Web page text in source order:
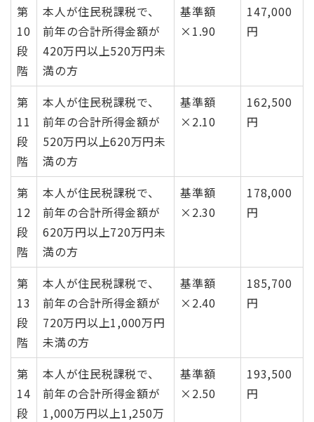
第
10
段
階
本人が住民税課税で、
前年の合計所得金額が
420万円以上520万円未
満の方
基準額
×1.90
147,000
円
第
11
段
階
本人が住民税課税で、
前年の合計所得金額が
520万円以上620万円未
満の方
基準額
×2.10
162,500
円
第
12
段
階
本人が住民税課税で、
前年の合計所得金額が
620万円以上720万円未
満の方
基準額
×2.30
178,000
円
第
13
段
階
本人が住民税課税で、
前年の合計所得金額が
720万円以上1,000万円
未満の方
基準額
×2.40
185,700
円
第
14
段
本人が住民税課税で、
前年の合計所得金額が
1,000万円以上1,250万
基準額
×2.50
193,500
円